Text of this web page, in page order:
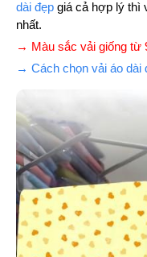
dài đẹp giá cả hợp lý thì
nhất.
→ Màu sắc vải giống từ
→ Cách chọn vải áo dài